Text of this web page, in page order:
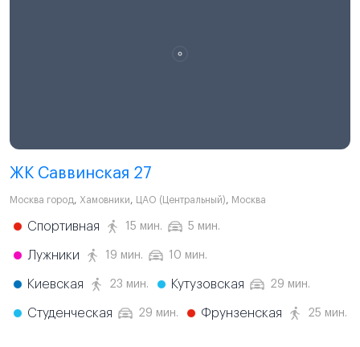
ЖК Саввинская 27
Москва город, Хамовники, ЦАО (Центральный), Москва
Спортивная 15 мин. 5 мин.
Лужники 19 мин. 10 мин.
Киевская 23 мин. Кутузовская 29 мин.
Студенческая 29 мин. Фрунзенская 25 мин.